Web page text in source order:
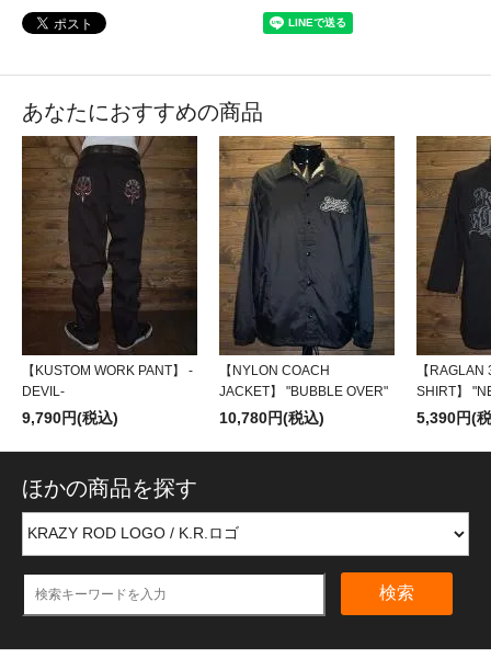
あなたにおすすめの商品
【KUSTOM WORK PANT】 -
DEVIL-
9,790円(税込)
【NYLON COACH
JACKET】 "BUBBLE OVER"
10,780円(税込)
【
SHIRT】
5,390円(
ほかの商品を探す
検索